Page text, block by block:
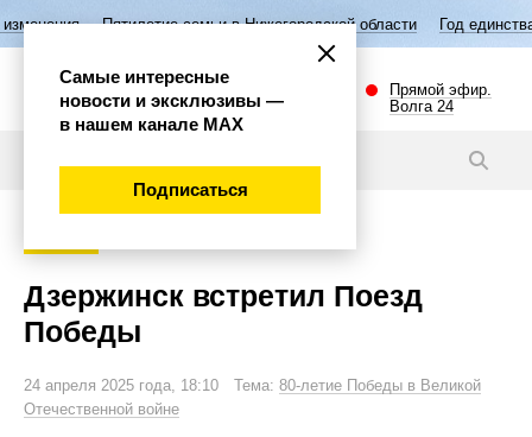
Пятилетие семьи в Нижегородской области Год единства народов
Прямой эфир.
Волга 24
Дзержинск встретил Поезд
Победы
24 апреля 2025 года, 18:10 Тема: 80-летие Победы в Великой
Отечественной войне
Самые интересные
новости и эксклюзивы —
в нашем канале МАХ
Подписаться